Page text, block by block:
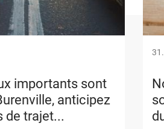
importants sont
anticipez
de trajet...